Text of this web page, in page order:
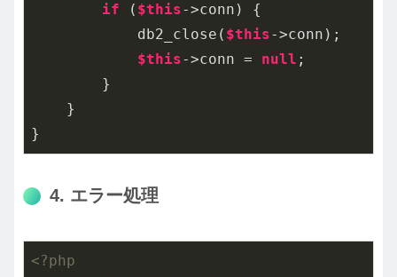
if ( $this->conn) {
            db2_close(
$this->conn);
$this->conn = null ;
        }
    }
}
4. エラー処理
<?php